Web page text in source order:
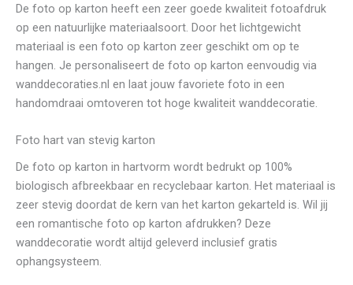
De foto op karton heeft een zeer goede kwaliteit fotoafdruk
op een natuurlijke materiaalsoort. Door het lichtgewicht
materiaal is een foto op karton zeer geschikt om op te
hangen. Je personaliseert de foto op karton eenvoudig via
wanddecoraties.nl en laat jouw favoriete foto in een
handomdraai omtoveren tot hoge kwaliteit wanddecoratie.
Foto hart van stevig karton
De foto op karton in hartvorm wordt bedrukt op 100%
biologisch afbreekbaar en recyclebaar karton. Het materiaal is
zeer stevig doordat de kern van het karton gekarteld is. Wil jij
een romantische foto op karton afdrukken? Deze
wanddecoratie wordt altijd geleverd inclusief gratis
ophangsysteem.